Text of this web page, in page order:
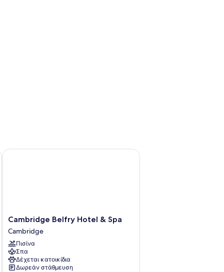
Cambridge
Belfry
Hotel
&
Spa
Cambridge
Cambridge Belfry Hotel & Spa
Cambridge
Πισίνα
Σπα
Δέχεται κατοικίδια
Δωρεάν στάθμευση
Cambridge Belfry Hotel & Spa